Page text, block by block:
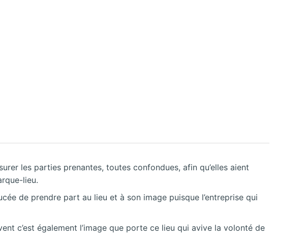
les parties prenantes, toutes confondues, afin qu’elles aient
lieu.
de prendre part au lieu et à son image puisque l’entreprise qui
c’est également l’image que porte ce lieu qui avive la volonté de